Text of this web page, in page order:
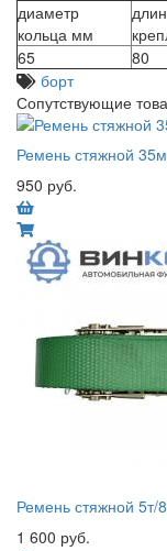
диаметр
кольца мм
65
80
борт
Сопутствующие
Ремень стяжной
950 руб.
Ремень стяжной 5т/
1 600 руб.